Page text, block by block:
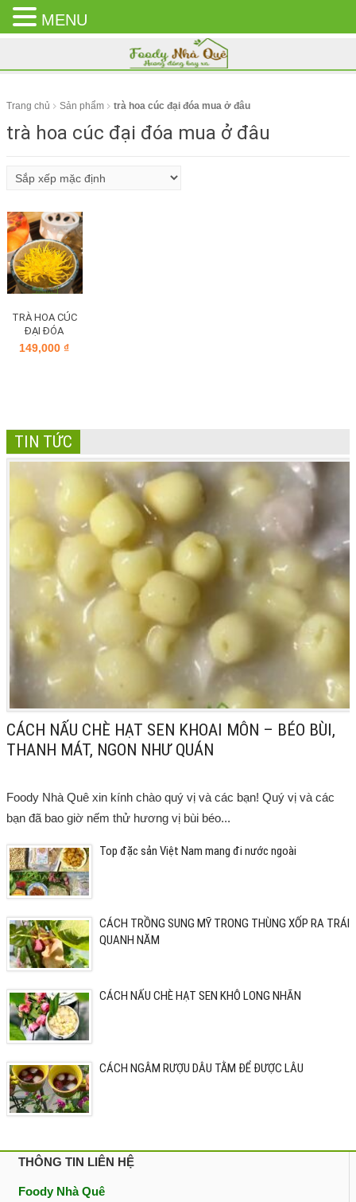
CLOSE
MENU
Trang chủ Sản phẩm trà hoa cúc đại đóa mua ở đâu
trà hoa cúc đại đóa mua ở đâu
TRÀ HOA CÚC
ĐẠI ĐÓA
149,000₫
TIN TỨC
CÁCH NẤU CHÈ HẠT SEN KHOAI MÔN – BÉO BÙI,
THANH MÁT, NGON NHƯ QUÁN
Foody Nhà Quê xin kính chào quý vị và các bạn! Quý vị và các
bạn đã bao giờ nếm thử hương vị bùi béo...
Top đặc sản Việt Nam mang đi nước ngoài
CÁCH TRỒNG SUNG MỸ TRONG THÙNG XỐP RA TRÁI
QUANH NĂM
CÁCH NẤU CHÈ HẠT SEN KHÔ LONG NHÃN
CÁCH NGÂM RƯỢU DÂU TẰM ĐỂ ĐƯỢC LÂU
THÔNG TIN LIÊN HỆ
Foody Nhà Quê
MENU